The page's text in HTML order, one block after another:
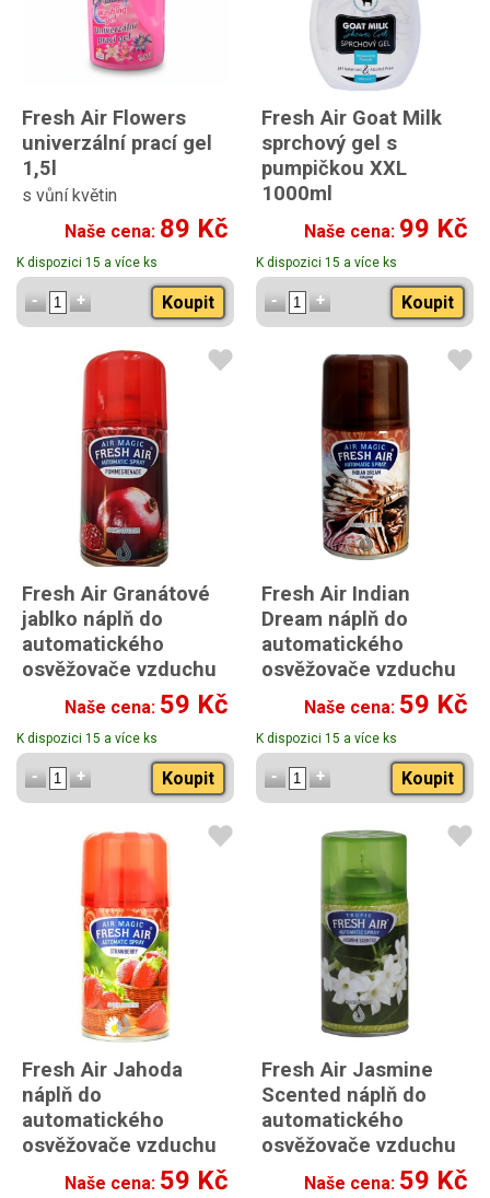
Fresh Air Flowers
univerzální prací gel
1,5l
s vůní květin
Naše cena: 89 Kč
K dispozici 15 a více ks
Koupit
Fresh Air Goat Milk
sprchový gel s
pumpičkou XXL
1000ml
Naše cena: 99 Kč
K dispozici 15 a více ks
Koupit
Fresh Air Granátové
jablko náplň do
automatického
osvěžovače vzduchu
260 ml
Naše cena: 59 Kč
K dispozici 15 a více ks
Koupit
Fresh Air Indian
Dream náplň do
automatického
osvěžovače vzduchu
260 ml
Naše cena: 59 Kč
K dispozici 15 a více ks
Koupit
Fresh Air Jahoda
náplň do
automatického
osvěžovače vzduchu
260 ml
Naše cena: 59 Kč
Fresh Air Jasmine
Scented náplň do
automatického
osvěžovače vzduchu
260 ml
Naše cena: 59 Kč